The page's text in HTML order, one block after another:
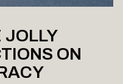
JOLLY
ON